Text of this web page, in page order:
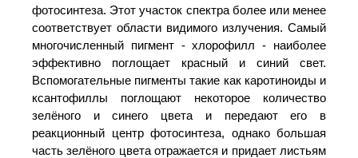
фотосинтеза. Этот участок спектра более или менее
соответствует области видимого излучения. Самый
многочисленный пигмент - хлорофилл - наиболее
эффективно поглощает красный и синий свет.
Вспомогательные пигменты такие как каротиноиды и
ксантофиллы поглощают некоторое количество
зелёного и синего цвета и передают его в
реакционный центр фотосинтеза, однако большая
часть зелёного цвета отражается и придает листьям